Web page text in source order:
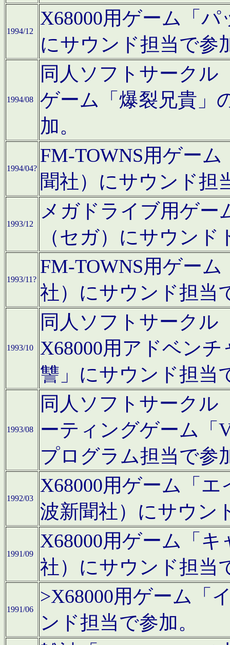
1994/12
X68000用ゲーム「
にサウンド担当で参
1994/08
同人ソフトサークル
ゲーム「爆裂兄貴」
加。
1994/04?
FM-TOWNS用ゲー
聞社）にサウンド担
1993/12
メガドライブ用ゲー
（セガ）にサウン
1993/11?
FM-TOWNS用ゲー
社）にサウンド担当
1993/10
同人ソフトサークル
X68000用アドベン
讐」にサウンド担当
1993/08
同人ソフトサークル
ーティングゲーム「
プログラム担当で参
1992/03
X68000用ゲーム「
波新聞社）にサウン
1991/09
X68000用ゲーム「
社）にサウンド担当
1991/06
>X68000用ゲーム「
ンド担当で参加。